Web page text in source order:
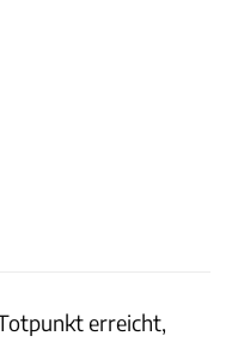
erreicht,